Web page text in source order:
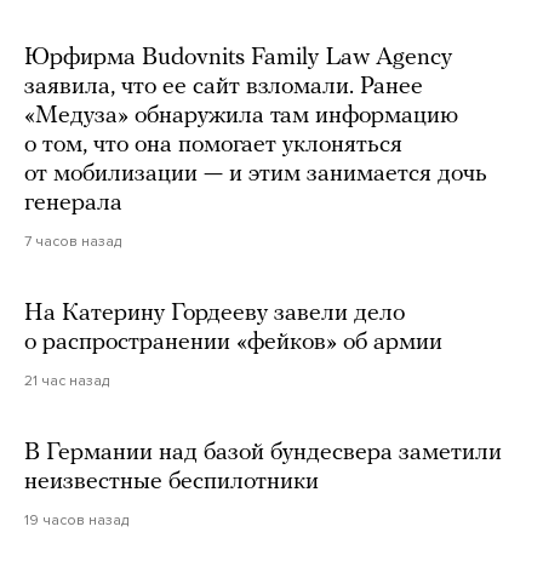
Юрфирма Budovnits Family Law Agency
заявила, что ее сайт взломали. Ранее
«Медуза» обнаружила там информацию
о том, что она помогает уклоняться
от мобилизации — и этим занимается дочь
генерала
7 часов назад
На Катерину Гордееву завели дело
о распространении «фейков» об армии
21 час назад
В Германии над базой бундесвера заметили
неизвестные беспилотники
19 часов назад